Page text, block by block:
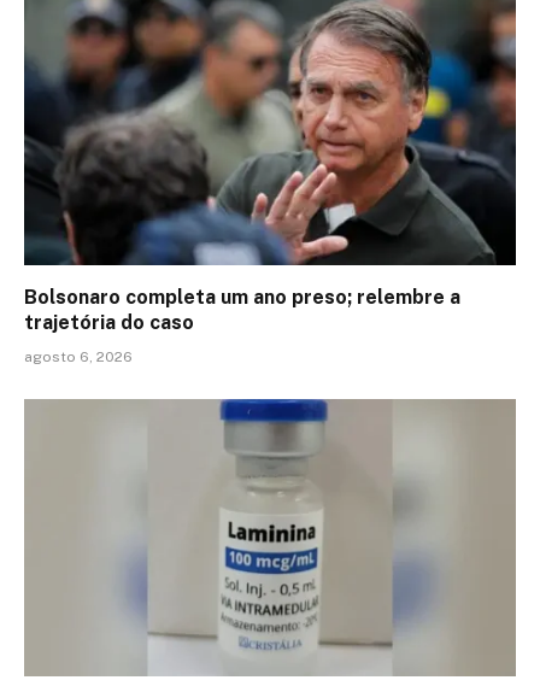
Bolsonaro completa um ano preso; relembre a
trajetória do caso
agosto 6, 2026